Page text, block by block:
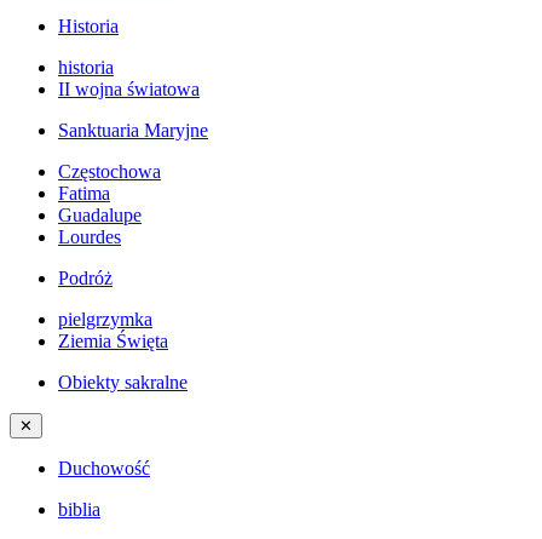
Historia
historia
II wojna światowa
Sanktuaria Maryjne
Częstochowa
Fatima
Guadalupe
Lourdes
Podróż
pielgrzymka
Ziemia Święta
Obiekty sakralne
✕
Duchowość
biblia